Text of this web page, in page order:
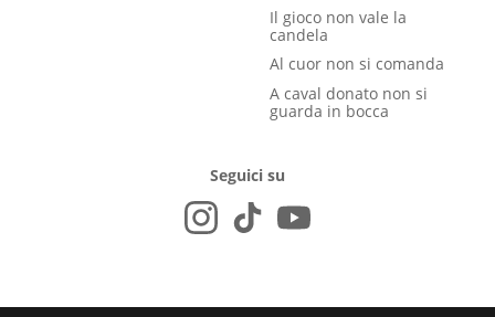
Il gioco non vale la
candela
Al cuor non si comanda
A caval donato non si
guarda in bocca
Seguici su